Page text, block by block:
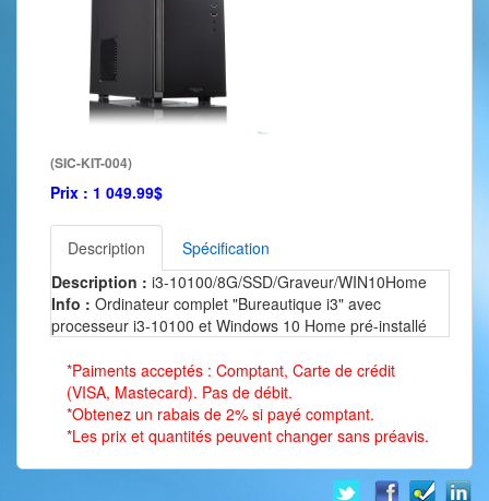
(SIC-KIT-004)
Prix : 1 049.99$
Description
Spécification
Description : i3-10100/8G/SSD/Graveur/WIN10Home
Info : Ordinateur complet "Bureautique i3" avec
processeur i3-10100 et Windows 10 Home pré-installé
*Paiments acceptés : Comptant, Carte de crédit
(VISA, Mastecard). Pas de débit.
*Obtenez un rabais de 2% si payé comptant.
*Les prix et quantités peuvent changer sans préavis.